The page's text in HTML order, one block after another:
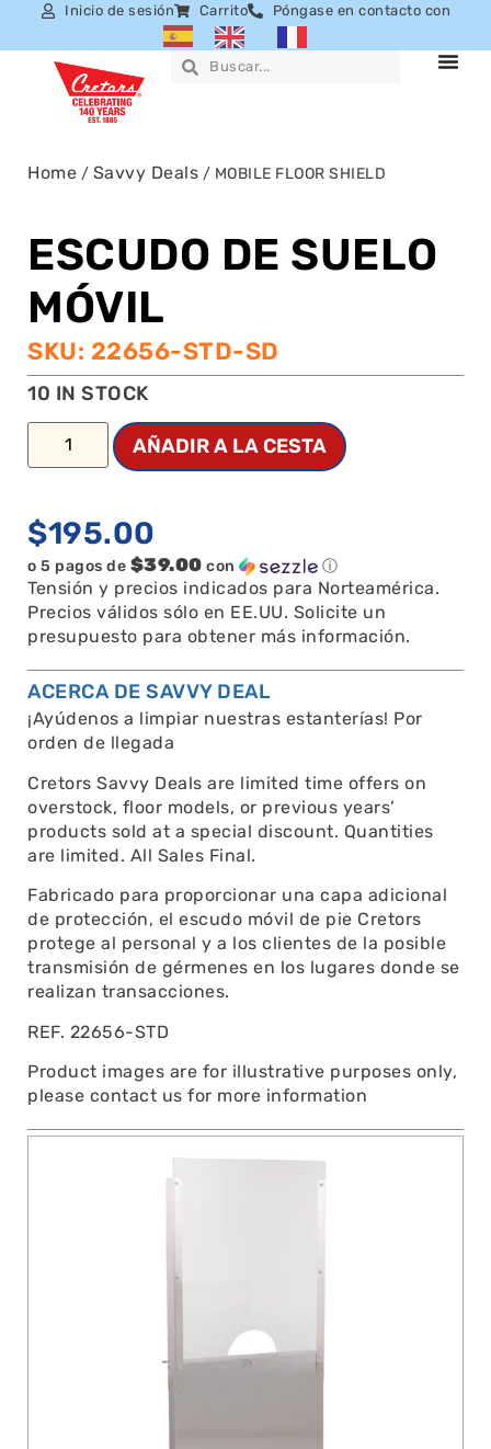
Inicio de sesión Carrito Póngase en contacto con
Home / Savvy Deals / MOBILE FLOOR SHIELD
ESCUDO DE SUELO
MÓVIL
SKU: 22656-STD-SD
10 IN STOCK
AÑADIR A LA CESTA
$195.00
o 5 pagos de $39.00 con ⓘ
Tensión y precios indicados para Norteamérica.
Precios válidos sólo en EE.UU. Solicite un
presupuesto para obtener más información.
ACERCA DE SAVVY DEAL
¡Ayúdenos a limpiar nuestras estanterías! Por
orden de llegada
Cretors Savvy Deals are limited time offers on
overstock, floor models, or previous years’
products sold at a special discount. Quantities
are limited. All Sales Final.
Fabricado para proporcionar una capa adicional
de protección, el escudo móvil de pie Cretors
protege al personal y a los clientes de la posible
transmisión de gérmenes en los lugares donde se
realizan transacciones.
REF. 22656-STD
Product images are for illustrative purposes only,
please contact us for more information